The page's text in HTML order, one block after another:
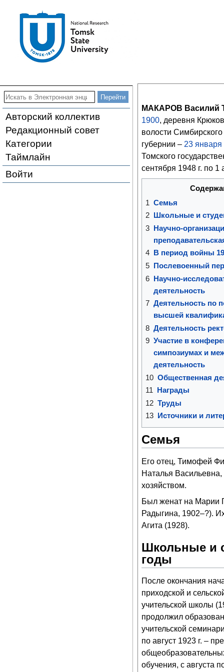
Авторский коллектив
Редакционный совет
Категории
Таймлайн
Войти
МАКАРОВ Василий
1900, деревня
волости
губернии – 23 января
Томского
сентября 1948 г. по 1
1 Семья
2
Школьные и
3 Научно-
4
В период войны
5 Послевоенный
6 Научно-
деятельность
7 Деятельность по
высшей
8 Деятельность
9 Участие в
симпозиумах и
деятельность
10 Общественная
11 Награды
12 Труды
13 Источники и
Семья
Его отец, Тимофей
Наталья
хозяйством.
Был женат на Марии
Радыгина, 1902–?).
Агита (1928).
Школьные и
годы
После окончания
приходской и
учительской школы
продолжил
учительской
по август 1923 г. –
обучения, с августа